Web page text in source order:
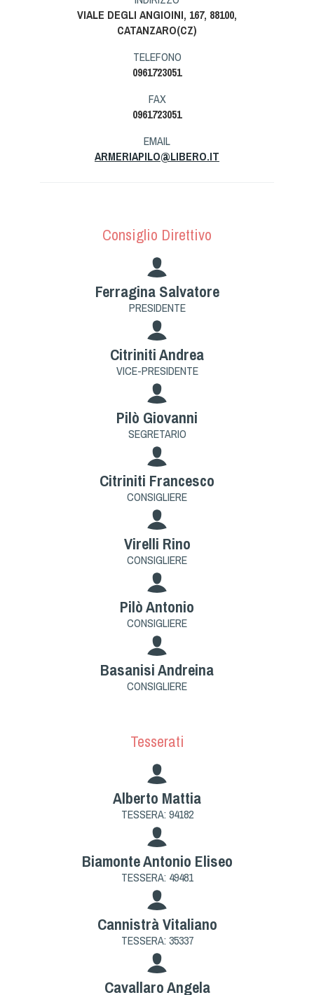
VIALE DEGLI ANGIOINI, 167, 88100,
CATANZARO(CZ)
TELEFONO
0961723051
FAX
0961723051
EMAIL
ARMERIAPILO@LIBERO.IT
Consiglio Direttivo
Ferragina Salvatore
PRESIDENTE
Citriniti Andrea
VICE-PRESIDENTE
Pilò Giovanni
SEGRETARIO
Citriniti Francesco
CONSIGLIERE
Virelli Rino
CONSIGLIERE
Pilò Antonio
CONSIGLIERE
Basanisi Andreina
CONSIGLIERE
Tesserati
Alberto Mattia
TESSERA: 94182
Biamonte Antonio Eliseo
TESSERA: 49481
Cannistrà Vitaliano
TESSERA: 35337
Cavallaro Angela
English e Training Sporting
Tiro a Palla
Tiro con l'arco da caccia
Field Target
Cinofilia Sportiva
Agility
DiscDog
Dog Balance
Dog Trail
Dog Triathlon
Hoopers
Mantrailing
Nosework
Obedience
Rally Obedience
Retriever Sport
Ricerca Tartufo
Sheepdog
Sport acquatici
Treibball
Ipo Delta
Freestyle
Protezione civile Sportiva
Cinofilia Venatoria